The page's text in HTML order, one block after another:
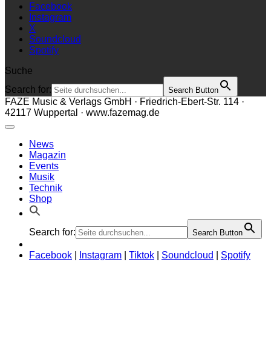
Facebook
Instagram
X
Soundcloud
Spotify
Suche
Search for:
Search Button
FAZE Music & Verlags GmbH · Friedrich-Ebert-Str. 114 ·
42117 Wuppertal · www.fazemag.de
News
Magazin
Events
Musik
Technik
Shop
Search for: Search Button
Facebook Instagram Tiktok Soundcloud Spotify